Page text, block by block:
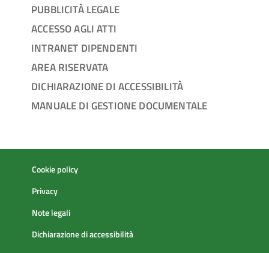
PUBBLICITÀ LEGALE
ACCESSO AGLI ATTI
INTRANET DIPENDENTI
AREA RISERVATA
DICHIARAZIONE DI ACCESSIBILITÀ
MANUALE DI GESTIONE DOCUMENTALE
Cookie policy
Privacy
Note legali
Dichiarazione di accessibilità